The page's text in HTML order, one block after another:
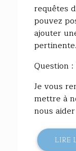
requêtes
pouvez
ajouter
pertinente.
Question
Je vous
mettre à
nous
LIRE